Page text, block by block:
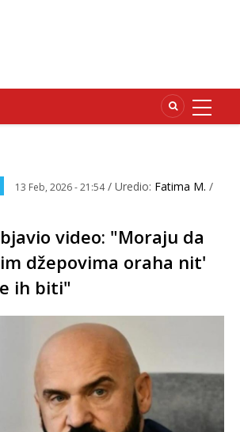
13 Feb, 2026 - 21:54 / Uredio: Fatima M. /
video: "Moraju da
džepovima oraha nit'
ih biti"